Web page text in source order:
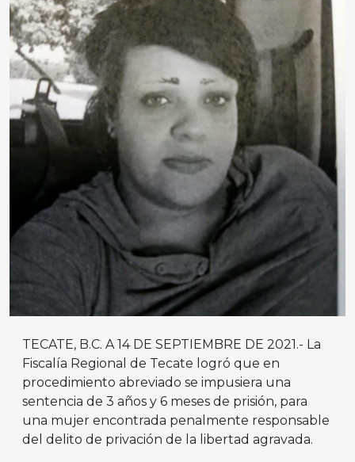
TECATE, B.C. A 14 DE SEPTIEMBRE DE 2021.- La
Fiscalía Regional de Tecate logró que en
procedimiento abreviado se impusiera una
sentencia de 3 años y 6 meses de prisión, para
una mujer encontrada penalmente responsable
del delito de privación de la libertad agravada.